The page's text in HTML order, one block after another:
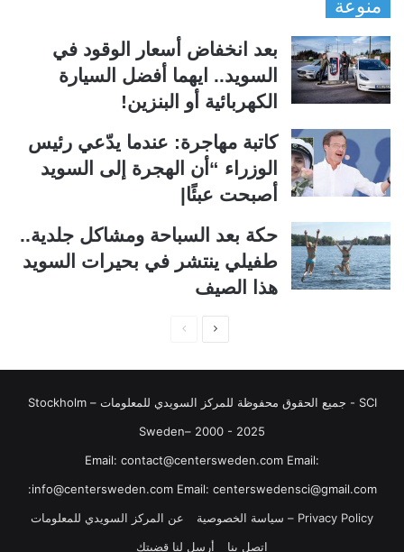
ح
ة
ا
ل
س
ا
ب
ة
ة
ل
ا
منوعة
بعد انخفاض أسعار الوقود في
السويد.. ايهما أفضل السيارة
الكهربائية أو البنزين!
كاتبة مهاجرة: عندما يدّعي رئيس
الوزراء “أن الهجرة إلى السويد
أصبحت عبئًا|
حكة بعد السباحة ومشاكل جلدية..
طفيلي ينتشر في بحيرات السويد
هذا الصيف
ف
ح
س
ف
ح
SCI - جميع الحقوق محفوظة للمركز السويدي للمعلومات Stockholm –
Sweden– 2000 - 2025
‏‎Email: contact@centersweden.com Email:
info@centersweden.com Email: centerswedensci@gmail.com:
Privacy Policy – سياسة الخصوصية
عن المركز السويدي للمعلومات
اتصل بنا
أرسل لنا قضيتك